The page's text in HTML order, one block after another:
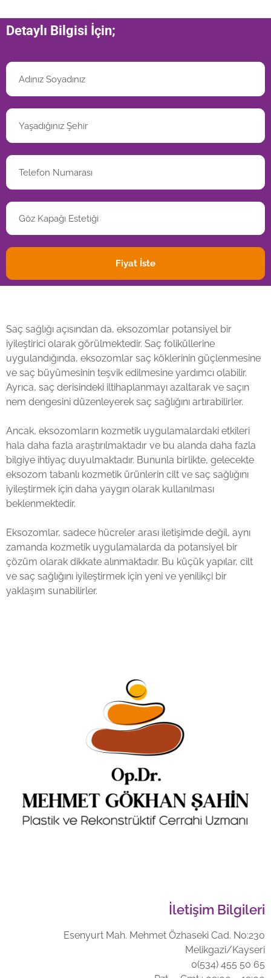
Detaylı Bilgisi İçin;
Saç sağlığı açısından da, eksozomlar potansiyel bir
iyileştirici olarak görülmektedir. Saç foliküllerine
uygulandığında, eksozomlar saç köklerinin güçlenmesine
ve saç büyümesinin teşvik edilmesine yardımcı olabilir.
Ayrıca, saç derisindeki iltihaplanmayı azaltarak ve saçın
nem dengesini düzenleyerek saç sağlığını artırabilirler.
Ancak, eksozomların kozmetik uygulamalardaki etkileri
hala daha fazla araştırılmaktadır ve bu alanda daha fazla
bilgiye ihtiyaç duyulmaktadır. Bununla birlikte, gelecekte
eksozom tabanlı kozmetik ürünlerin cilt ve saç sağlığını
iyileştirmek için daha yaygın olarak kullanılması
beklenmektedir.
Eksozomlar, sadece hücreler arası iletişimde değil, aynı
zamanda kozmetik uygulamalarda da potansiyel bir
çözüm olarak dikkate alınmaktadır. Bu küçük yapılar, cilt
ve saç sağlığını iyileştirmek için yeni ve yenilikçi bir
yaklaşım sunabilirler.
İletişim Bilgileri
Esenyurt Mah. Mehmet Özhaseki Cad. No:230
Melikgazi/Kayseri
0(534) 455 50 65